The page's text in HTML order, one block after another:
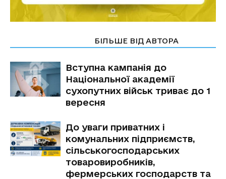
БІЛЬШЕ ВІД АВТОРА
Вступна кампанія до
Національної академії
сухопутних військ триває до 1
вересня
До уваги приватних і
комунальних підприємств,
сільськогосподарських
товаровиробників,
фермерських господарств та